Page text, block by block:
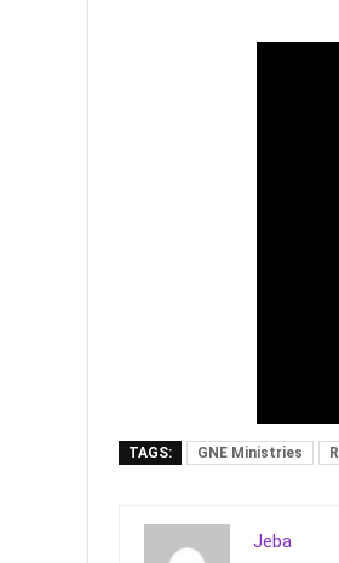
TAGS: GNE Ministries
Jeba